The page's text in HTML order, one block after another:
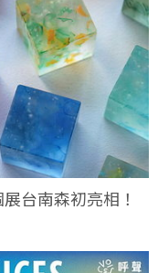
台南森初亮相！